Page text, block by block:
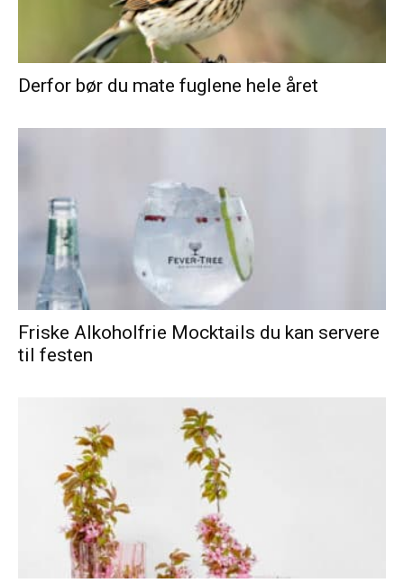
Derfor bør du mate fuglene hele året
Friske Alkoholfrie Mocktails du kan servere
til festen